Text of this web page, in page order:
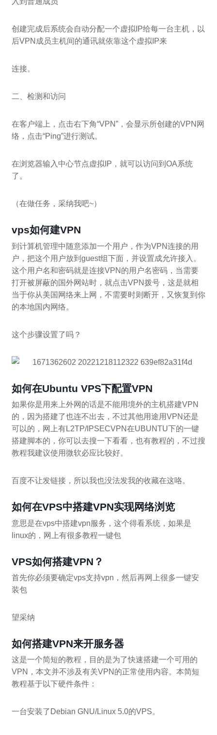
创建完成后系统会自动分配一个虚拟IP给每一台主机，以
后VPN成员主机间的通讯就依靠这个虚拟IP来
连接。
二、检测和访问
在客户端上，点击右下角“VPN”，会显示所创建的VPN网
络，点击“Ping”进行测试。
在浏览器输入中心节点虚拟IP，就可以访问到OA系统
了。
（在做任务，采纳我吧~）
vps如何建VPN
到计算机管理中随意添加一个用户，作为VPN连接的用
户，把这个用户放到guest组下面，并设置成允许接入。
这个用户名和密码就是连接VPN的用户名密码，当需要
打开被屏蔽的国外网站时，就点击VPN拨号，这是就相
当于你从美国网络来上网，不需要时则断开，又恢复到你
的本地国内网络。
这个步骤设置了吗？
如何在Ubuntu VPS下配置VPN
如果你是用来上外网的话是不能用境外的主机搭建VPN
的，因为搭建了也连不出去，不过其他用途用VPN还是
可以的，网上有L2TP/IPSECVPN在UBUNTU下的一键
搭建脚本的，你可以去搜一下看看，也有教程的，不过搜
教程我建议使用微软必应比较好。
百度不让发链接，所以我也没法发我的收藏在这咯。
如何在VPS中搭建VPN实现网络浏览
意思是在vps中搭建vpn服务，这个得看系统，如果是
linux的，网上有很多教程一键包
VPS如何搭建VPN？
首先你必须要确定vps支持vpn，然后再网上很多一键安
装包
望采纳
如何搭建VPN来开服务器
这是一个简短的教程，目的是为了快速搭建一个可用的
VPN，本文并不涉及有关VPN的正常使用内容。本简短
教程基于以下硬件条件：
一台安装了Debian GNU/Linux 5.0的VPS。